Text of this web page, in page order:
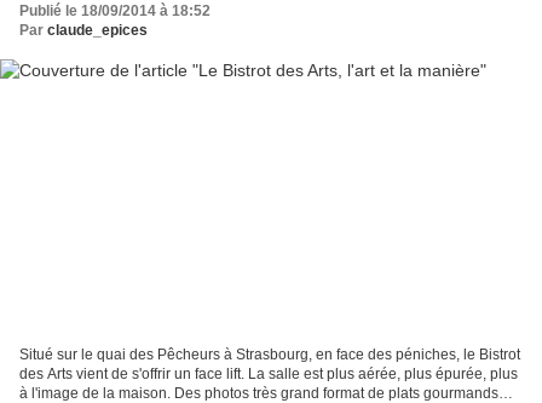
Publié le 18/09/2014 à 18:52
Par claude_epices
Situé sur le quai des Pêcheurs à Strasbourg, en face des péniches, le Bistrot
des Arts vient de s'offrir un face lift. La salle est plus aérée, plus épurée, plus
à l'image de la maison. Des photos très grand format de plats gourmands